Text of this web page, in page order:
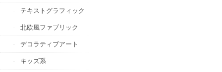
テキストグラフィック
北欧風ファブリック
デコラティブアート
キッズ系